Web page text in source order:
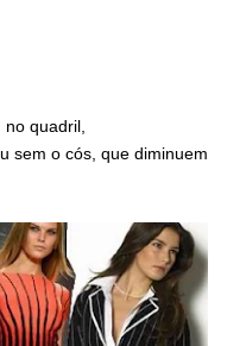
quadril,
sem o cós, que diminuem